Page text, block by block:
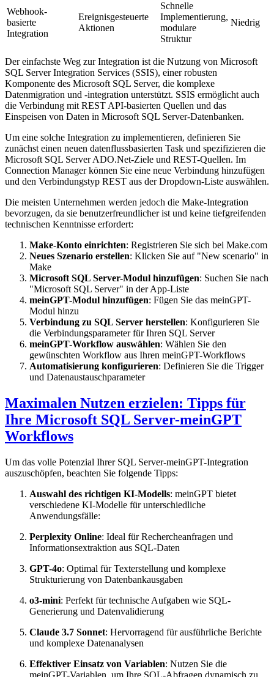
Webhook-
basierte
Integration
Ereignisgesteuerte
Aktionen
Schnelle
Implementierung,
modulare
Struktur
Niedrig
Der einfachste Weg zur Integration ist die Nutzung von Microsoft
SQL Server Integration Services (SSIS), einer robusten
Komponente des Microsoft SQL Server, die komplexe
Datenmigration und -integration unterstützt. SSIS ermöglicht auch
die Verbindung mit REST API-basierten Quellen und das
Einspeisen von Daten in Microsoft SQL Server-Datenbanken.
Um eine solche Integration zu implementieren, definieren Sie
zunächst einen neuen datenflussbasierten Task und spezifizieren die
Microsoft SQL Server ADO.Net-Ziele und REST-Quellen. Im
Connection Manager können Sie eine neue Verbindung hinzufügen
und den Verbindungstyp REST aus der Dropdown-Liste auswählen.
Die meisten Unternehmen werden jedoch die Make-Integration
bevorzugen, da sie benutzerfreundlicher ist und keine tiefgreifenden
technischen Kenntnisse erfordert:
Make-Konto einrichten: Registrieren Sie sich bei Make.com
Neues Szenario erstellen: Klicken Sie auf "New scenario" in
Make
Microsoft SQL Server-Modul hinzufügen: Suchen Sie nach
"Microsoft SQL Server" in der App-Liste
meinGPT-Modul hinzufügen: Fügen Sie das meinGPT-
Modul hinzu
Verbindung zu SQL Server herstellen: Konfigurieren Sie
die Verbindungsparameter für Ihren SQL Server
meinGPT-Workflow auswählen: Wählen Sie den
gewünschten Workflow aus Ihren meinGPT-Workflows
Automatisierung konfigurieren: Definieren Sie die Trigger
und Datenaustauschparameter
Maximalen Nutzen erzielen: Tipps für
Ihre Microsoft SQL Server-meinGPT
Workflows
Um das volle Potenzial Ihrer SQL Server-meinGPT-Integration
auszuschöpfen, beachten Sie folgende Tipps:
Auswahl des richtigen KI-Modells: meinGPT bietet
verschiedene KI-Modelle für unterschiedliche
Anwendungsfälle:
Perplexity Online: Ideal für Rechercheanfragen und
Informationsextraktion aus SQL-Daten
GPT-4o: Optimal für Texterstellung und komplexe
Strukturierung von Datenbankausgaben
o3-mini: Perfekt für technische Aufgaben wie SQL-
Generierung und Datenvalidierung
Claude 3.7 Sonnet: Hervorragend für ausführliche Berichte
und komplexe Datenanalysen
Effektiver Einsatz von Variablen: Nutzen Sie die